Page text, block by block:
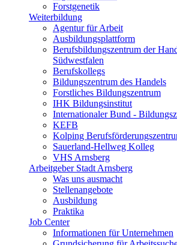
Forstgenetik
Weiterbildung
Agentur für Arbeit
Ausbildungsplattform
Berufsbildungszentrum der
Südwestfalen
Berufskollegs
Bildungszentrum des Handels
Forstliches Bildungszentrum
IHK Bildungsinstitut
Internationaler Bund -
KEFB
Kolping
Sauerland-Hellweg Kolleg
VHS Arnsberg
Arbeitgeber Stadt Arnsberg
Was uns ausmacht
Stellenangebote
Ausbildung
Praktika
Job Center
Informationen für Unternehmen